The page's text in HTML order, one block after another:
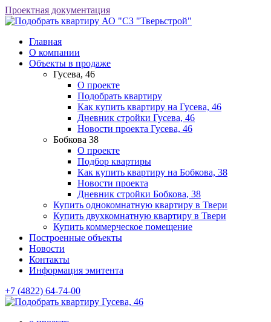
Проектная документация
АО "СЗ "Тверьстрой"
Главная
О компании
Объекты в продаже
Гусева, 46
О проекте
Подобрать квартиру
Как купить квартиру на Гусева, 46
Дневник стройки Гусева, 46
Новости проекта Гусева, 46
Бобкова 38
О проекте
Подбор квартиры
Как купить квартиру на Бобкова, 38
Новости проекта
Дневник стройки Бобкова, 38
Купить однокомнатную квартиру в Твери
Купить двухкомнатную квартиру в Твери
Купить коммерческое помещение
Построенные объекты
Новости
Контакты
Информация эмитента
+7 (4822) 64-74-00
Гусева, 46